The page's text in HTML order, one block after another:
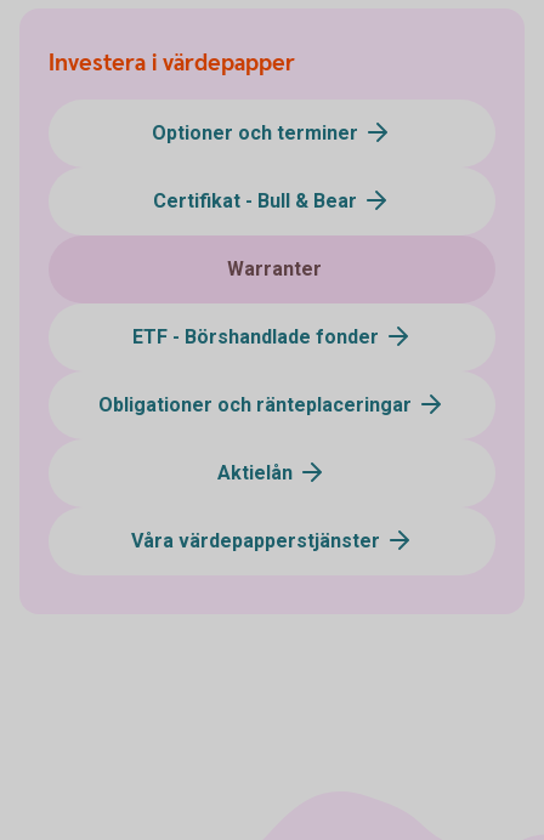
Investera i värdepapper
Optioner och terminer
Certifikat - Bull & Bear
Warranter
ETF - Börshandlade fonder
Obligationer och ränteplaceringar
Aktielån
Våra värdepapperstjänster